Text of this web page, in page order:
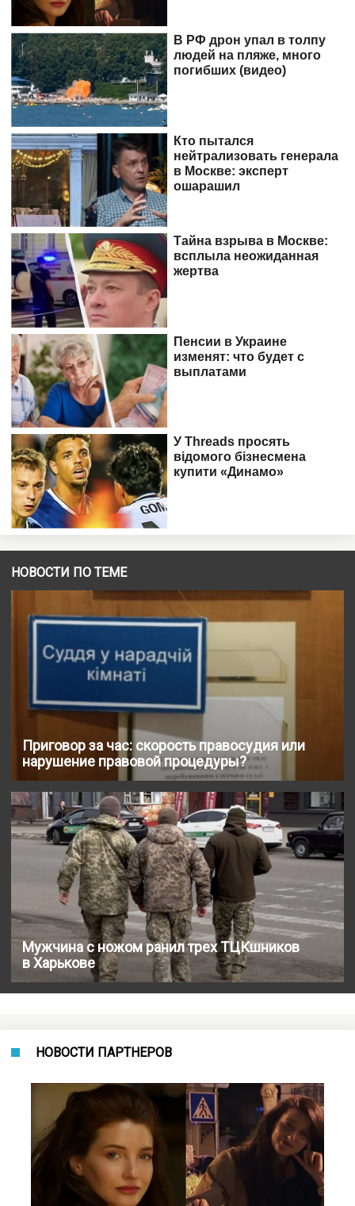
НОВОСТИ ПО ТЕМЕ
Приговор за час: скорость правосудия или
нарушение правовой процедуры?
Мужчина с ножом ранил трех ТЦКшников
в Харькове
НОВОСТИ ПАРТНЕРОВ